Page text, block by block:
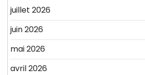
juillet 2026
juin 2026
mai 2026
avril 2026